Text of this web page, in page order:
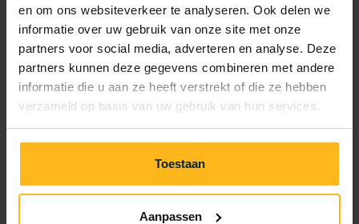
en om ons websiteverkeer te analyseren. Ook delen we
informatie over uw gebruik van onze site met onze
partners voor social media, adverteren en analyse. Deze
partners kunnen deze gegevens combineren met andere
informatie die u aan ze heeft verstrekt of die ze hebben
verzameld op basis van uw gebruik van hun services.
Toestaan
Aanpassen
Vous avez une question? Vérifiez si votre réponse se
trouve ci-dessous. Sinon, contactez la réception.
Nous serons ravis de vous aider!
Quelles activités sont disponibles dans les environs?
Puis-je acheter des billets à la réception?